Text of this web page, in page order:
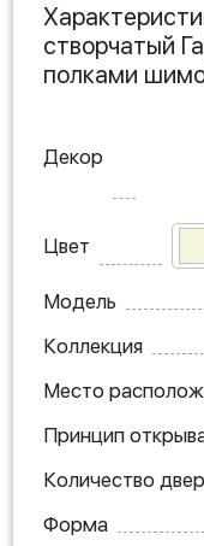
створчатый
полками
Декор
Цвет
Модель
Коллекция
Место
Принцип
Количество
Форма